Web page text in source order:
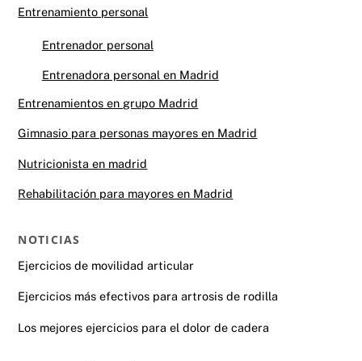
Entrenamiento personal
Entrenador personal
Entrenadora personal en Madrid
Entrenamientos en grupo Madrid
Gimnasio para personas mayores en Madrid
Nutricionista en madrid
Rehabilitación para mayores en Madrid
NOTICIAS
Ejercicios de movilidad articular
Ejercicios más efectivos para artrosis de rodilla
Los mejores ejercicios para el dolor de cadera